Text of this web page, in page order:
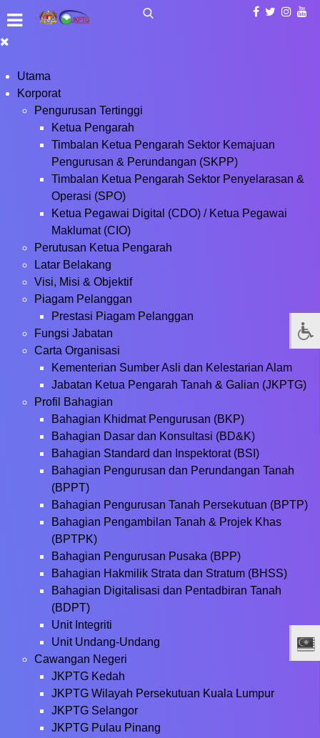
Utama
Korporat
Pengurusan Tertinggi
Ketua Pengarah
Timbalan Ketua Pengarah Sektor Kemajuan
Pengurusan & Perundangan (SKPP)
Timbalan Ketua Pengarah Sektor Penyelarasan &
Operasi (SPO)
Ketua Pegawai Digital (CDO) / Ketua Pegawai
Maklumat (CIO)
Perutusan Ketua Pengarah
Latar Belakang
Visi, Misi & Objektif
Piagam Pelanggan
Prestasi Piagam Pelanggan
Fungsi Jabatan
Carta Organisasi
Kementerian Sumber Asli dan Kelestarian Alam
Jabatan Ketua Pengarah Tanah & Galian (JKPTG)
Profil Bahagian
Bahagian Khidmat Pengurusan (BKP)
Bahagian Dasar dan Konsultasi (BD&K)
Bahagian Standard dan Inspektorat (BSI)
Bahagian Pengurusan dan Perundangan Tanah
(BPPT)
Bahagian Pengurusan Tanah Persekutuan (BPTP)
Bahagian Pengambilan Tanah & Projek Khas
(BPTPK)
Bahagian Pengurusan Pusaka (BPP)
Bahagian Hakmilik Strata dan Stratum (BHSS)
Bahagian Digitalisasi dan Pentadbiran Tanah
(BDPT)
Unit Integriti
Unit Undang-Undang
Cawangan Negeri
JKPTG Kedah
JKPTG Wilayah Persekutuan Kuala Lumpur
JKPTG Selangor
JKPTG Pulau Pinang